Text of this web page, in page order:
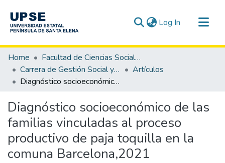
Log In (current)
Communities & Collections
All of DSpace
Statistics
Home
Facultad de Ciencias Sociales y de la Salud
Carrera de Gestión Social y Desarrollo
Artículos
Diagnóstico socioeconómico de las familias vinculadas al proceso productivo de paja toquilla en la comuna Barcelona,2021
Diagnóstico socioeconómico de las
familias vinculadas al proceso
productivo de paja toquilla en la
comuna Barcelona,2021